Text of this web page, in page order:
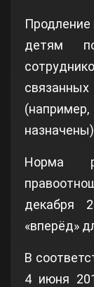
Продление
детям
Норма
декабря
«вперёд»
В
4 июня